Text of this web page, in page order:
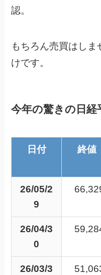
認。
もちろん売買はし
けです。
今年の驚きの日経
日付 終値
26/05/2
9
26/04/3
0
26/03/3